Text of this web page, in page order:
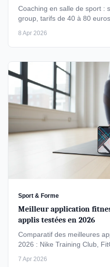
Coaching en salle de sport :
group, tarifs de 40 à 80
8 Apr 2026
Sport & Forme
Meilleur application
applis testées en 2026
Comparatif des meilleures
2026 : Nike Training Club,
7 Apr 2026